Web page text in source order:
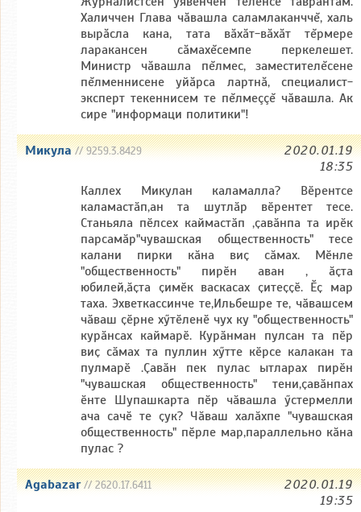
Халиччен Глава чăвашла саламлаканччĕ, халь
вырăсла кана, тата вăхăт-вăхăт тĕрмере
ларакансен сăмахĕсемпе перкелешет.
Министр чăвашла пĕлмес, заместителĕсене
пĕлменнисене уйăрса лартнă, специалист-
эксперт текеннисем те пĕлмеççĕ чăвашла. Ак
сире "информаци политики"!
Микула// 9259.3.8429
2020.01.19
18:35
Каллех Микулан каламалла? Вӗрентсе
каламастӑп,ан та шутлӑр вӗрентет тесе.
Станьяла пӗлсех каймастӑп ,ҫавӑнпа та ирӗк
парсамӑр"чувашская общественность" тесе
калани пирки кӑна виҫ сӑмах. Мӗнле
"общественность" пирӗн аван , ӑҫта
юбилей,ӑҫта ҫимӗк васкасах ҫитеҫҫӗ. Ӗҫ мар
таха. Эхветкассинче те,Ильбешре те, чӑвашсем
чӑваш ҫӗрне хӳтӗленӗ чух ку "общественность"
курӑнсах каймарӗ. Курӑнман пулсан та пӗр
виҫ сӑмах та пуллин хӳтте кӗрсе калакан та
пулмарӗ .Ҫавӑн пек пулас ытларах пирӗн
"чувашская общественность" тени,ҫавӑнпах
ӗнте Шупашкарта пӗр чӑвашла ӳстермелли
ача сачӗ те ҫук? Чӑваш халӑхпе "чувашская
общественность" пӗрле мар,параллельно кӑна
пулас ?
Agabazar// 2620.17.6411
2020.01.19
19:35